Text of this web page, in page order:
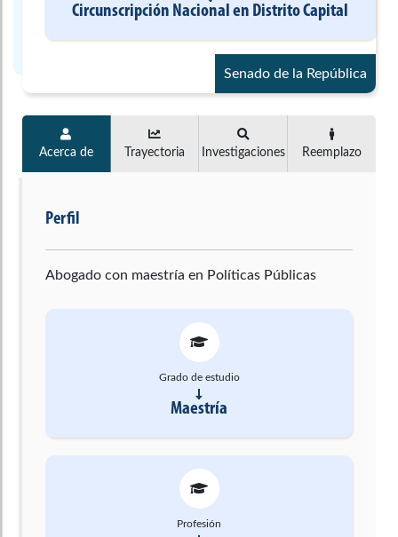
Circunscripción Nacional en Distrito Capital
Senado de la República
Acerca de Trayectoria Investigaciones Reemplazo
Perfil
Abogado con maestría en Políticas Públicas
Grado de estudio
Maestría
Profesión